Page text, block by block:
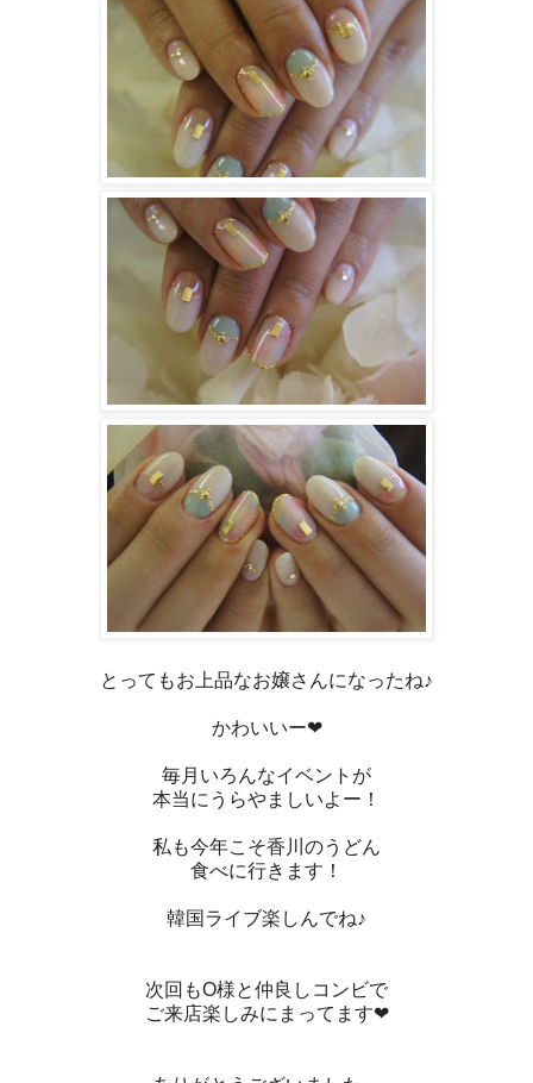
とってもお上品なお嬢さんになったね♪
かわいいー❤
毎月いろんなイベントが
本当にうらやましいよー！
私も今年こそ香川のうどん
食べに行きます！
韓国ライブ楽しんでね♪
次回もO様と仲良しコンビで
ご来店楽しみにまってます❤